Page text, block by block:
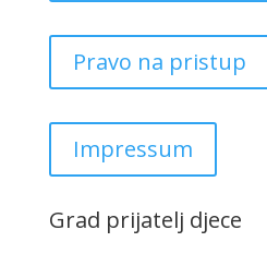
Pravo na pristup
Impressum
Grad prijatelj djece